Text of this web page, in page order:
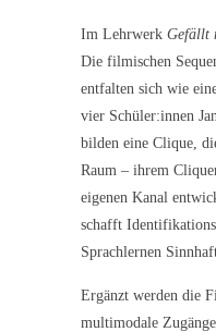
Im Lehrwerk Gefällt
Die filmischen
entfalten sich wie
vier Schüler:innen
bilden eine Clique,
Raum – ihrem
eigenen Kanal
schafft
Sprachlernen
Ergänzt werden die
multimodale